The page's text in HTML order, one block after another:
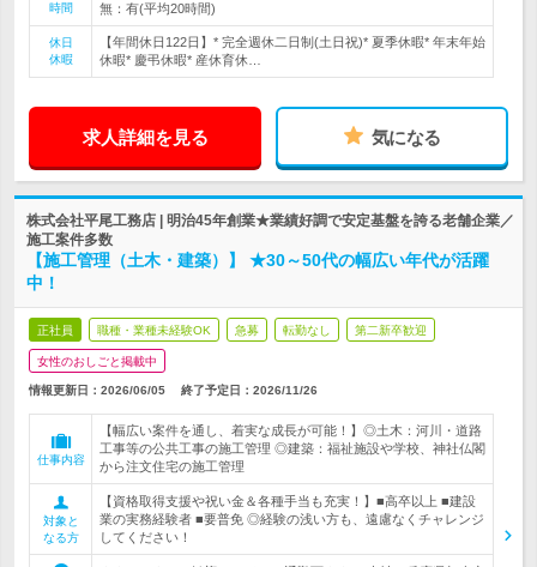
時間
無：有(平均20時間)
休日
休暇
【年間休日122日】* 完全週休二日制(土日祝)* 夏季休暇* 年末年始
休暇* 慶弔休暇* 産休育休…
求人詳細を見る 気になる
株式会社平尾工務店 | 明治45年創業★業績好調で安定基盤を誇る老舗企業／
施工案件多数
【施工管理（土木・建築）】 ★30～50代の幅広い年代が活躍
中！
正社員 職種・業種未経験OK 急募 転勤なし 第二新卒歓迎
女性のおしごと掲載中
情報更新日：2026/06/05 終了予定日： 2026/11/26
仕事内容
【幅広い案件を通し、着実な成長が可能！】◎土木：河川・道路
工事等の公共工事の施工管理 ◎建築：福祉施設や学校、神社仏閣
から注文住宅の施工管理
対象と
なる方
【資格取得支援や祝い金＆各種手当も充実！】■高卒以上 ■建設
業の実務経験者 ■要普免 ◎経験の浅い方も、遠慮なくチャレンジ
してください！